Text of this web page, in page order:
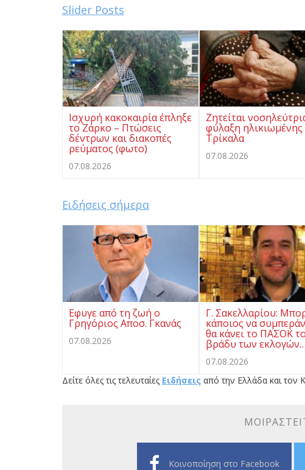
Slider Posts
Ισχυρή κακοκαιρία έπληξε
το Ζάρκο – Πτώσεις
δέντρων και διακοπές
ρεύματος (φωτο)
07.08.2026
Ζητείται
φύλαξη ηλικιωμένης
Τρίκαλα
07.08.2026
Ειδήσεις σήμερα
Eφυγε από τη ζωή ο
Γρηγόριος Αποσ. Γκανάς
07.08.2026
Γ. Σακελλαρίου:
κάποιος να
θα κάνει το ΠΑΣΟΚ το
βράδυ των εκλογών…
07.08.2026
Δείτε όλες τις τελευταίες Ειδήσεις από την Ελλάδα και τον
Κοινοποίηση στο Facebook